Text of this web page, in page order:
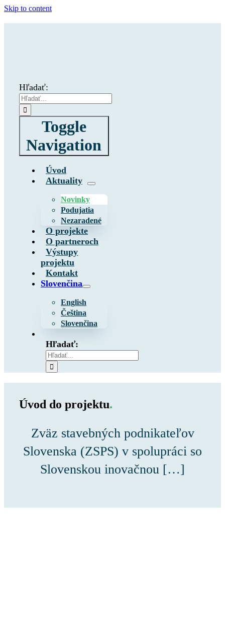
Skip to content
Hľadať:
Toggle
Navigation
Úvod
Aktuality
Novinky
Podujatia
Nezaradené
O projekte
O partneroch
Výstupy
projektu
Kontakt
Slovenčina
English
Čeština
Slovenčina
Hľadať:
Úvod do projektu.
Zväz stavebných podnikateľov
Slovenska (ZSPS) v spolupráci so
Slovenskou inovačnou […]